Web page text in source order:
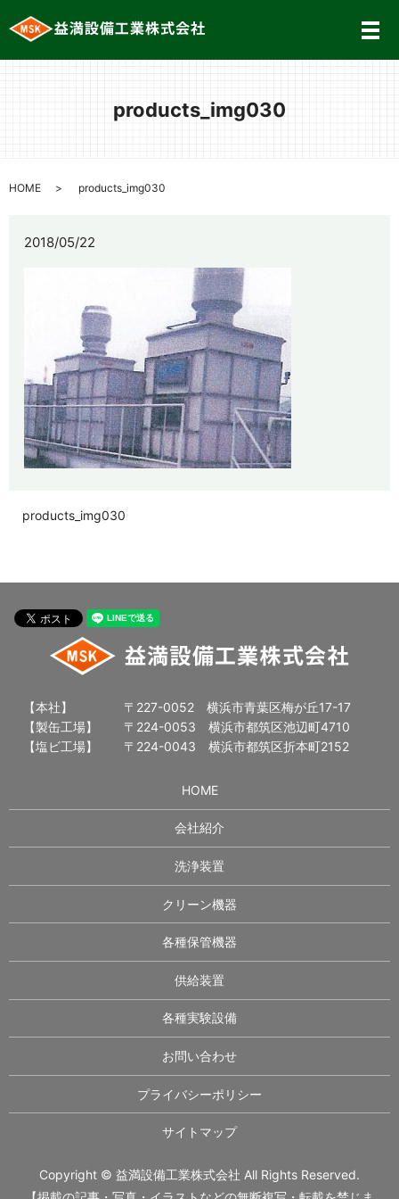
メ
products_img030
HOME products_img030
2018/05/22
products_img030
【本社】
〒227-0052 横浜市青葉区梅が丘17-17
【製缶工場】
〒224-0053 横浜市都筑区池辺町4710
【塩ビ工場】
〒224-0043 横浜市都筑区折本町2152
HOME
会社紹介
洗浄装置
クリーン機器
各種保管機器
供給装置
各種実験設備
お問い合わせ
プライバシーポリシー
サイトマップ
Copyright © 益満設備工業株式会社 All Rights Reserved.